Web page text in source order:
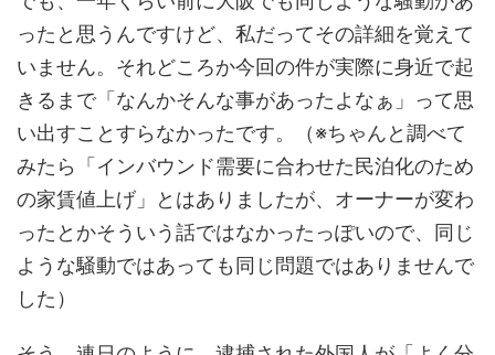
ったと思うんですけど、私だってその詳細を覚えて
いません。それどころか今回の件が実際に身近で起
きるまで「なんかそんな事があったよなぁ」って思
い出すことすらなかったです。（※ちゃんと調べて
みたら「インバウンド需要に合わせた民泊化のため
の家賃値上げ」とはありましたが、オーナーが変わ
ったとかそういう話ではなかったっぽいので、同じ
ような騒動ではあっても同じ問題ではありませんで
した）